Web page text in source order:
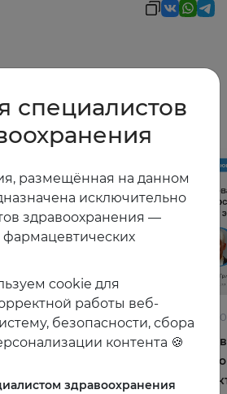
на приёме: алгоритмы для
#женское_здоровье
и
специалистов
размещённая на данном
исключительно
здравоохранения —
cookie для
работы веб-
безопасности, сбора
контента 🍪
здравоохранения